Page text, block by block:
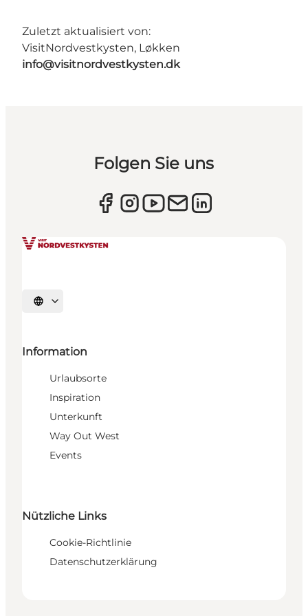
Zuletzt aktualisiert von:
VisitNordvestkysten, Løkken
info@visitnordvestkysten.dk
Folgen Sie uns
Sprache auswählen
Information
Urlaubsorte
Inspiration
Unterkunft
Way Out West
Events
Nützliche Links
Cookie-Richtlinie
Datenschutzerklärung